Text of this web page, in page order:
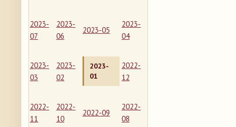
2023-
07
2023-
06
2023-05
2023-
04
2023-
03
2023-
02
2023-
01
2022-
12
2022-
11
2022-
10
2022-09
2022-
08